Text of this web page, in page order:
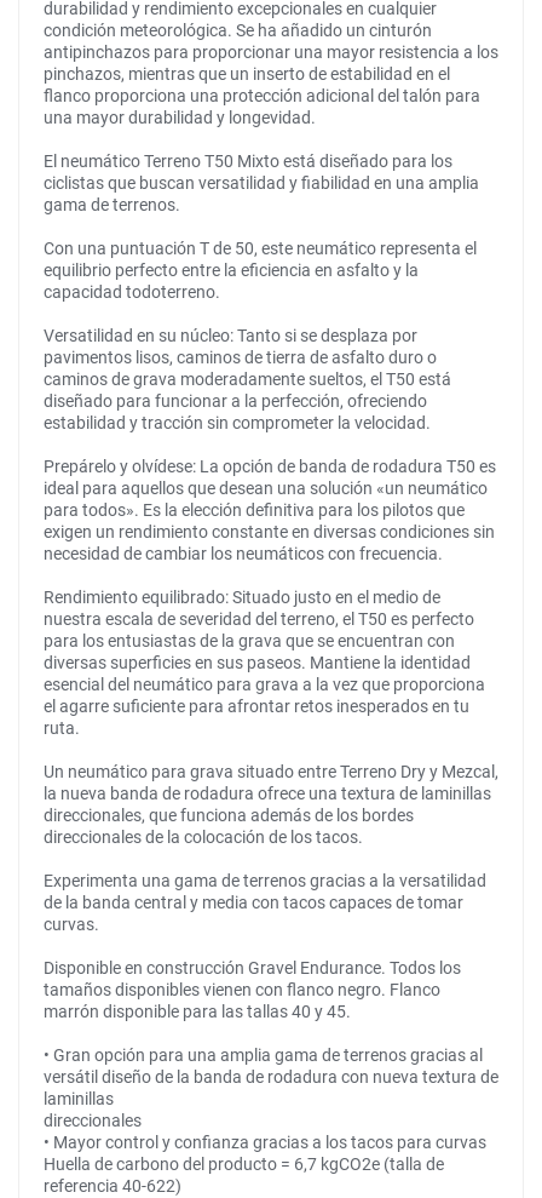
durabilidad y rendimiento excepcionales en cualquier
condición meteorológica. Se ha añadido un cinturón
antipinchazos para proporcionar una mayor resistencia a los
pinchazos, mientras que un inserto de estabilidad en el
flanco proporciona una protección adicional del talón para
una mayor durabilidad y longevidad.
El neumático Terreno T50 Mixto está diseñado para los
ciclistas que buscan versatilidad y fiabilidad en una amplia
gama de terrenos.
Con una puntuación T de 50, este neumático representa el
equilibrio perfecto entre la eficiencia en asfalto y la
capacidad todoterreno.
Versatilidad en su núcleo: Tanto si se desplaza por
pavimentos lisos, caminos de tierra de asfalto duro o
caminos de grava moderadamente sueltos, el T50 está
diseñado para funcionar a la perfección, ofreciendo
estabilidad y tracción sin comprometer la velocidad.
Prepárelo y olvídese: La opción de banda de rodadura T50 es
ideal para aquellos que desean una solución «un neumático
para todos». Es la elección definitiva para los pilotos que
exigen un rendimiento constante en diversas condiciones sin
necesidad de cambiar los neumáticos con frecuencia.
Rendimiento equilibrado: Situado justo en el medio de
nuestra escala de severidad del terreno, el T50 es perfecto
para los entusiastas de la grava que se encuentran con
diversas superficies en sus paseos. Mantiene la identidad
esencial del neumático para grava a la vez que proporciona
el agarre suficiente para afrontar retos inesperados en tu
ruta.
Un neumático para grava situado entre Terreno Dry y Mezcal,
la nueva banda de rodadura ofrece una textura de laminillas
direccionales, que funciona además de los bordes
direccionales de la colocación de los tacos.
Experimenta una gama de terrenos gracias a la versatilidad
de la banda central y media con tacos capaces de tomar
curvas.
Disponible en construcción Gravel Endurance. Todos los
tamaños disponibles vienen con flanco negro. Flanco
marrón disponible para las tallas 40 y 45.
• Gran opción para una amplia gama de terrenos gracias al
versátil diseño de la banda de rodadura con nueva textura de
laminillas
direccionales
• Mayor control y confianza gracias a los tacos para curvas
Huella de carbono del producto = 6,7 kgCO2e (talla de
referencia 40-622)